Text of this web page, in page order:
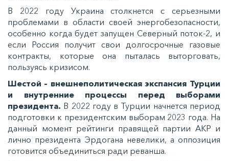
В 2022 году Украина столкнется с серьезными
проблемами в области своей энергобезопасности,
особенно когда будет запущен Северный поток-2, и
если Россия получит свои долгосрочные газовые
контракты, которые она пыталась выторговать,
пользуясь кризисом.
Шестой – внешнеполитическая экспансия Турции
и внутренние процессы перед выборами
президента. В 2022 году в Турции начнется период
подготовки к президентским выборам 2023 года. На
данный момент рейтинги правящей партии AKP и
лично президента Эрдогана невелики, а оппозиция
готовится объединиться ради реванша.